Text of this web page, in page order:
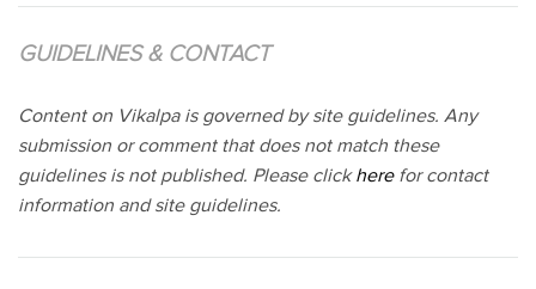
GUIDELINES & CONTACT
Content on Vikalpa is governed by site guidelines. Any
submission or comment that does not match these
guidelines is not published. Please clickherefor contact
information and site guidelines.